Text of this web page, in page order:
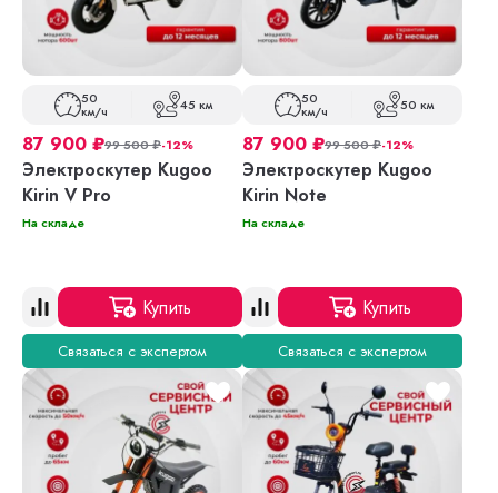
50
км/ч 45 км
87 900 ₽99 500₽-12%
Электроскутер Kugoo
Kirin V Pro
На складе
Купить
Связаться с экспертом
50
км/ч 50 км
87 900 ₽99 500₽-12%
Электроскутер Kugoo
Kirin Note
На складе
Купить
Связаться с экспертом